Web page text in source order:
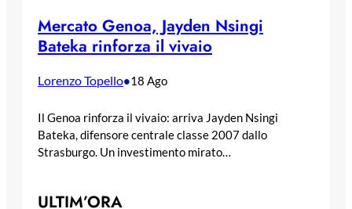
Mercato Genoa, Jayden Nsingi
Bateka rinforza il vivaio
Lorenzo Topello•18 Ago
Il Genoa rinforza il vivaio: arriva Jayden Nsingi
Bateka, difensore centrale classe 2007 dallo
Strasburgo. Un investimento mirato…
ULTIM’ORA